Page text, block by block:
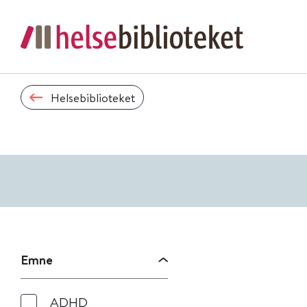
Helsebiblioteket
Emne
ADHD